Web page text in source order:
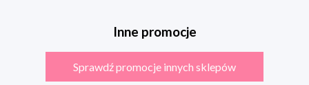
Inne promocje
Sprawdź promocje innych sklepów